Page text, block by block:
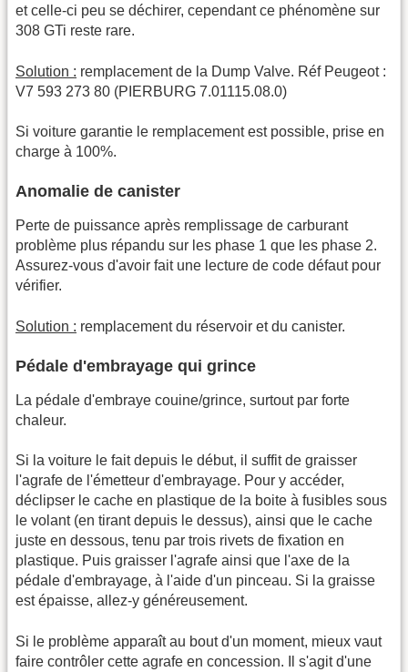
et celle-ci peu se déchirer, cependant ce phénomène sur
308 GTi reste rare.
Solution : remplacement de la Dump Valve. Réf Peugeot :
V7 593 273 80 (PIERBURG 7.01115.08.0)
Si voiture garantie le remplacement est possible, prise en
charge à 100%.
Anomalie de canister
Perte de puissance après remplissage de carburant
problème plus répandu sur les phase 1 que les phase 2.
Assurez-vous d'avoir fait une lecture de code défaut pour
vérifier.
Solution : remplacement du réservoir et du canister.
Pédale d'embrayage qui grince
La pédale d'embraye couine/grince, surtout par forte
chaleur.
Si la voiture le fait depuis le début, il suffit de graisser
l'agrafe de l'émetteur d'embrayage. Pour y accéder,
déclipser le cache en plastique de la boite à fusibles sous
le volant (en tirant depuis le dessus), ainsi que le cache
juste en dessous, tenu par trois rivets de fixation en
plastique. Puis graisser l'agrafe ainsi que l'axe de la
pédale d'embrayage, à l'aide d'un pinceau. Si la graisse
est épaisse, allez-y généreusement.
Si le problème apparaît au bout d'un moment, mieux vaut
faire contrôler cette agrafe en concession. Il s'agit d'une